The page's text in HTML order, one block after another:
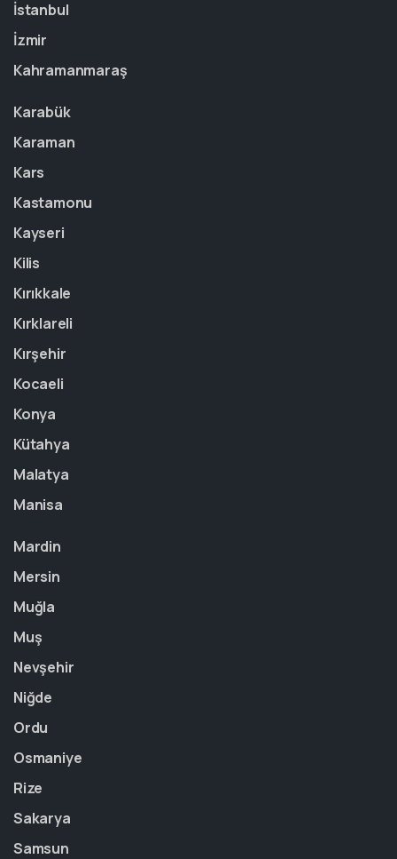
İstanbul
İzmir
Kahramanmaraş
Karabük
Karaman
Kars
Kastamonu
Kayseri
Kilis
Kırıkkale
Kırklareli
Kırşehir
Kocaeli
Konya
Kütahya
Malatya
Manisa
Mardin
Mersin
Muğla
Muş
Nevşehir
Niğde
Ordu
Osmaniye
Rize
Sakarya
Samsun